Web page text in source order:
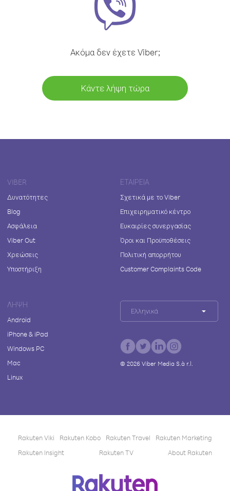
Ακόμα δεν έχετε Viber;
Κάντε λήψη τώρα
VIBER
Δυνατότητες
Blog
Ασφάλεια
Viber Out
Χρεώσεις
Υποστήριξη
ΕΤΑΙΡΕΊΑ
Σχετικά με το Viber
Επιχειρηματικό κέντρο
Ευκαιρίες συνεργασίας
Όροι και Προϋποθέσεις
Πολιτική απορρήτου
Customer Complaints Code
ΛΉΨΗ
Android
iPhone & iPad
Windows PC
Mac
Linux
Ελληνικά
© 2026Viber Media S.à r.l.
Rakuten Viki Rakuten Kobo Rakuten Travel
Rakuten Marketing
Rakuten Insight
Rakuten TV About Rakuten